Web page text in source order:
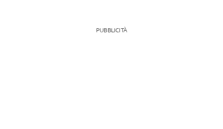
PUBBLICITÀ